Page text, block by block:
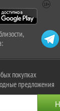
покупках
предложения